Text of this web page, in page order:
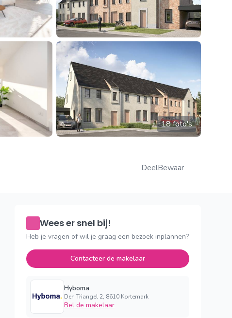
18 foto's
DeelBewaar
Wees er snel bij!
Heb je vragen of wil je graag een bezoek inplannen?
Contacteer de makelaar
Hyboma
Den Triangel 2, 8610 Kortemark
Bel de makelaar